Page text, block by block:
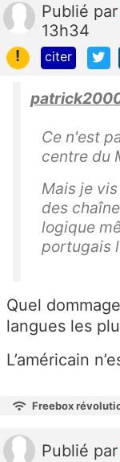
Publié par
13h34
!
citer
Ce n'est
centre du
Mais je vis
des
logique
portugais
Quel
langues les
L’américain
Freebox
Publié par